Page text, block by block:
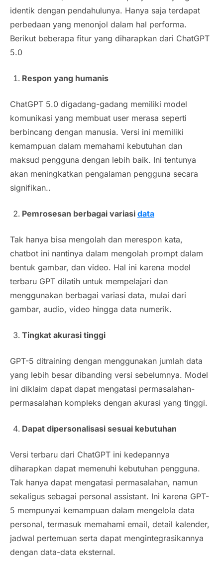
identik dengan pendahulunya. Hanya saja terdapat
perbedaan yang menonjol dalam hal performa.
Berikut beberapa fitur yang diharapkan dari ChatGPT
5.0
Respon yang humanis
ChatGPT 5.0 digadang-gadang memiliki model
komunikasi yang membuat user merasa seperti
berbincang dengan manusia. Versi ini memiliki
kemampuan dalam memahami kebutuhan dan
maksud pengguna dengan lebih baik. Ini tentunya
akan meningkatkan pengalaman pengguna secara
signifikan..
Pemrosesan berbagai variasi data
Tak hanya bisa mengolah dan merespon kata,
chatbot ini nantinya dalam mengolah prompt dalam
bentuk gambar, dan video. Hal ini karena model
terbaru GPT dilatih untuk mempelajari dan
menggunakan berbagai variasi data, mulai dari
gambar, audio, video hingga data numerik.
Tingkat akurasi tinggi
GPT-5 ditraining dengan menggunakan jumlah data
yang lebih besar dibanding versi sebelumnya. Model
ini diklaim dapat dapat mengatasi permasalahan-
permasalahan kompleks dengan akurasi yang tinggi.
Dapat dipersonalisasi sesuai kebutuhan
Versi terbaru dari ChatGPT ini kedepannya
diharapkan dapat memenuhi kebutuhan pengguna.
Tak hanya dapat mengatasi permasalahan, namun
sekaligus sebagai personal assistant. Ini karena GPT-
5 mempunyai kemampuan dalam mengelola data
personal, termasuk memahami email, detail kalender,
jadwal pertemuan serta dapat mengintegrasikannya
dengan data-data eksternal.